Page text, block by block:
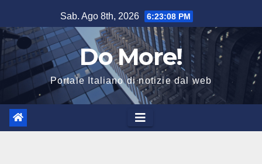
al
contenuto
Sab. Ago 8th, 2026 6:23:09 PM
Do More!
Portale Italiano di notizie dal web